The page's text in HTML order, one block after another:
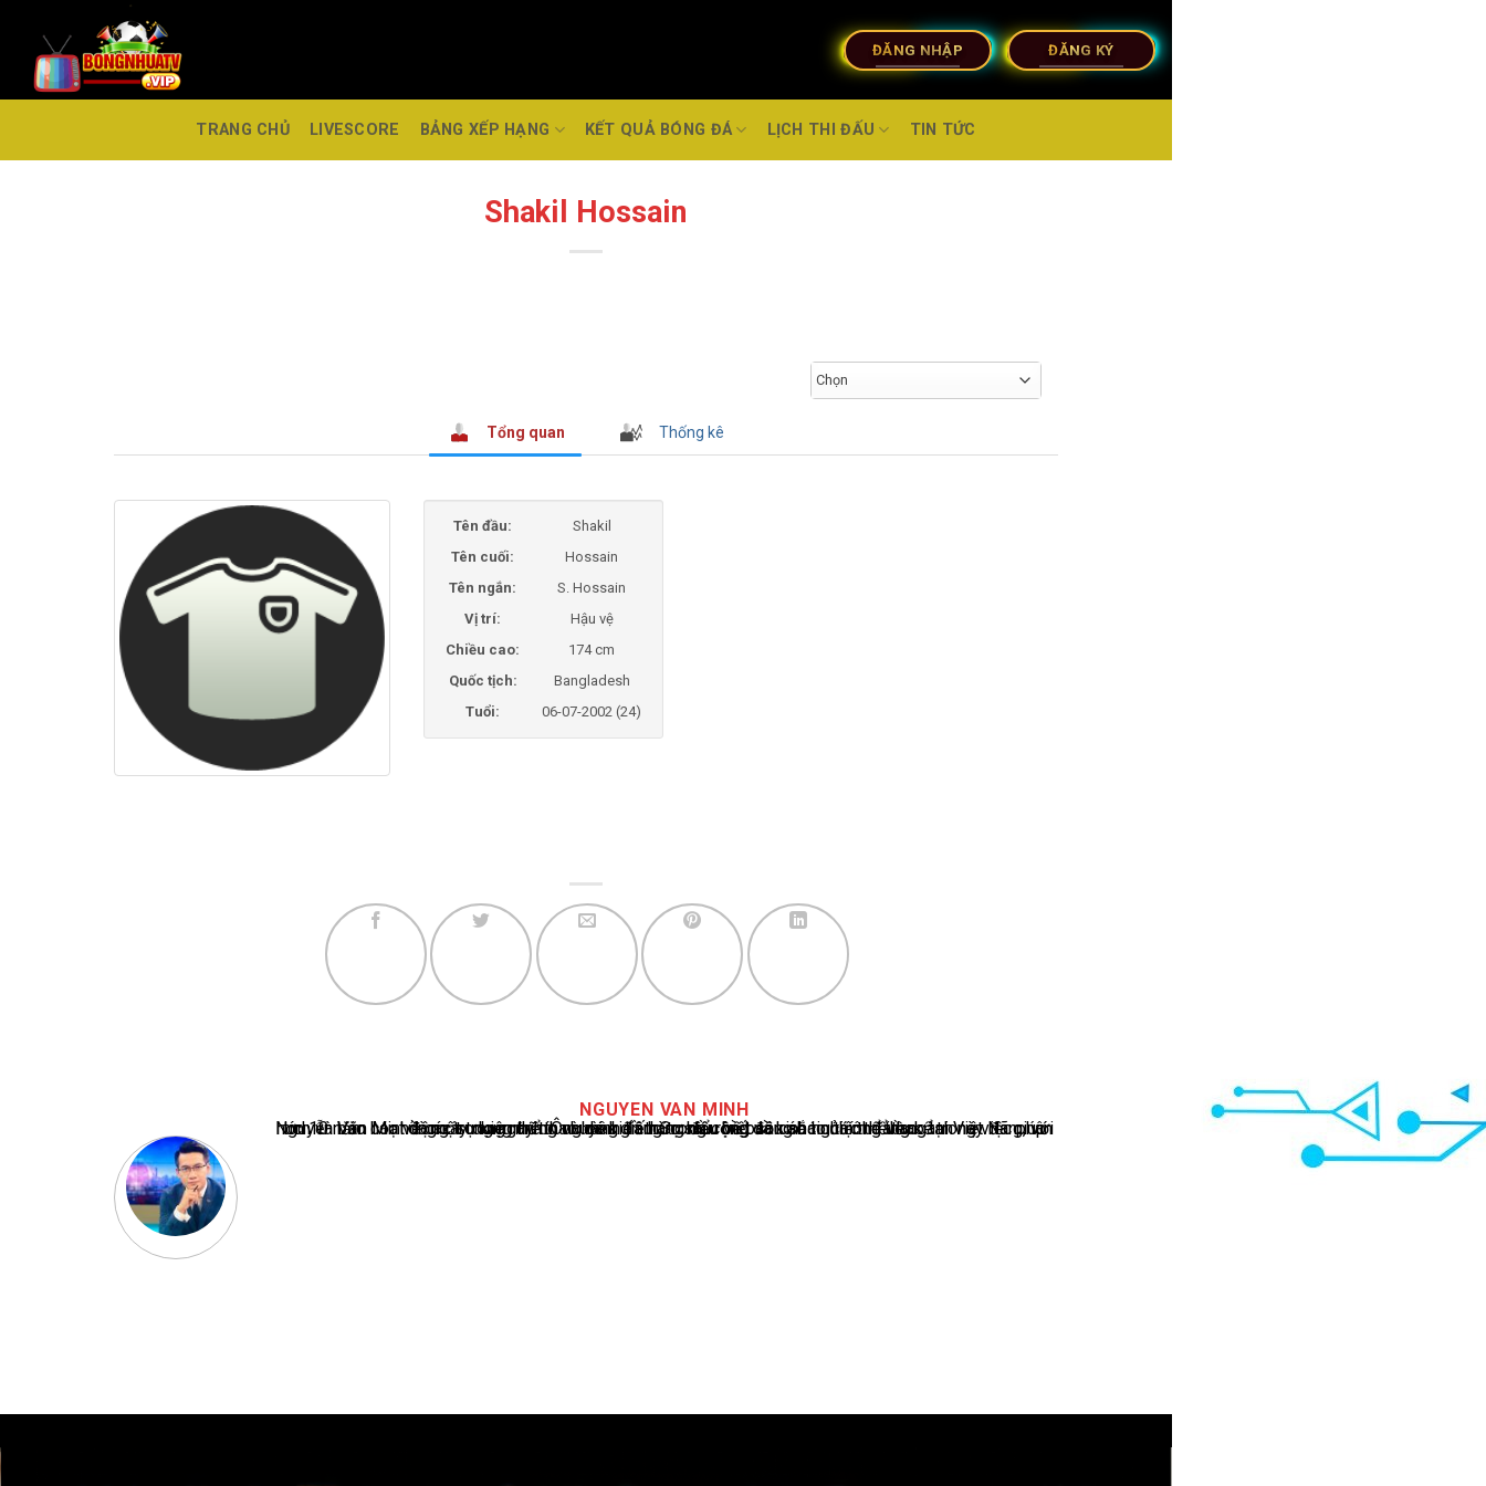
ĐĂNG NHẬP ĐĂNG KÝ
TRANG CHỦ LIVESCORE BẢNG XẾP HẠNG KẾT QUẢ BÓNG ĐÁ LỊCH THI ĐẤU TIN TỨC
Shakil Hossain
Chọn
Tổng quan Thống kê
Tên đầu:
Shakil
Tên cuối:
Hossain
Tên ngắn:
S. Hossain
Vị trí:
Hậu vệ
Chiều cao:
174 cm
Quốc tịch:
Bangladesh
Tuổi:
06-07-2002 (24)
NGUYEN VAN MINH
Nguyễn Văn Minh là một trong những chuyên gia hàng đầu về báo cáo tin tức thể thao tại Việt Nam, với hơn 10 năm hoạt động trong ngành. Ông có kiến thức sâu rộng và kinh nghiệm đáng kể trong việc phân tích và báo cáo về các sự kiện thể thao hàng đầu. Sự hiểu biết sâu sắc của ông về ngành này đã giúp ông xây dựng uy tín và danh tiếng trong cộng đồng báo chí thể thao.